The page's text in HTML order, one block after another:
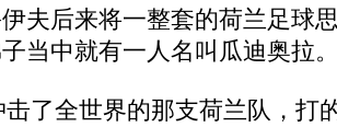
夫后来将一整套的荷兰足球
当中就有一人名叫瓜迪奥拉
全世界的那支荷兰队，打